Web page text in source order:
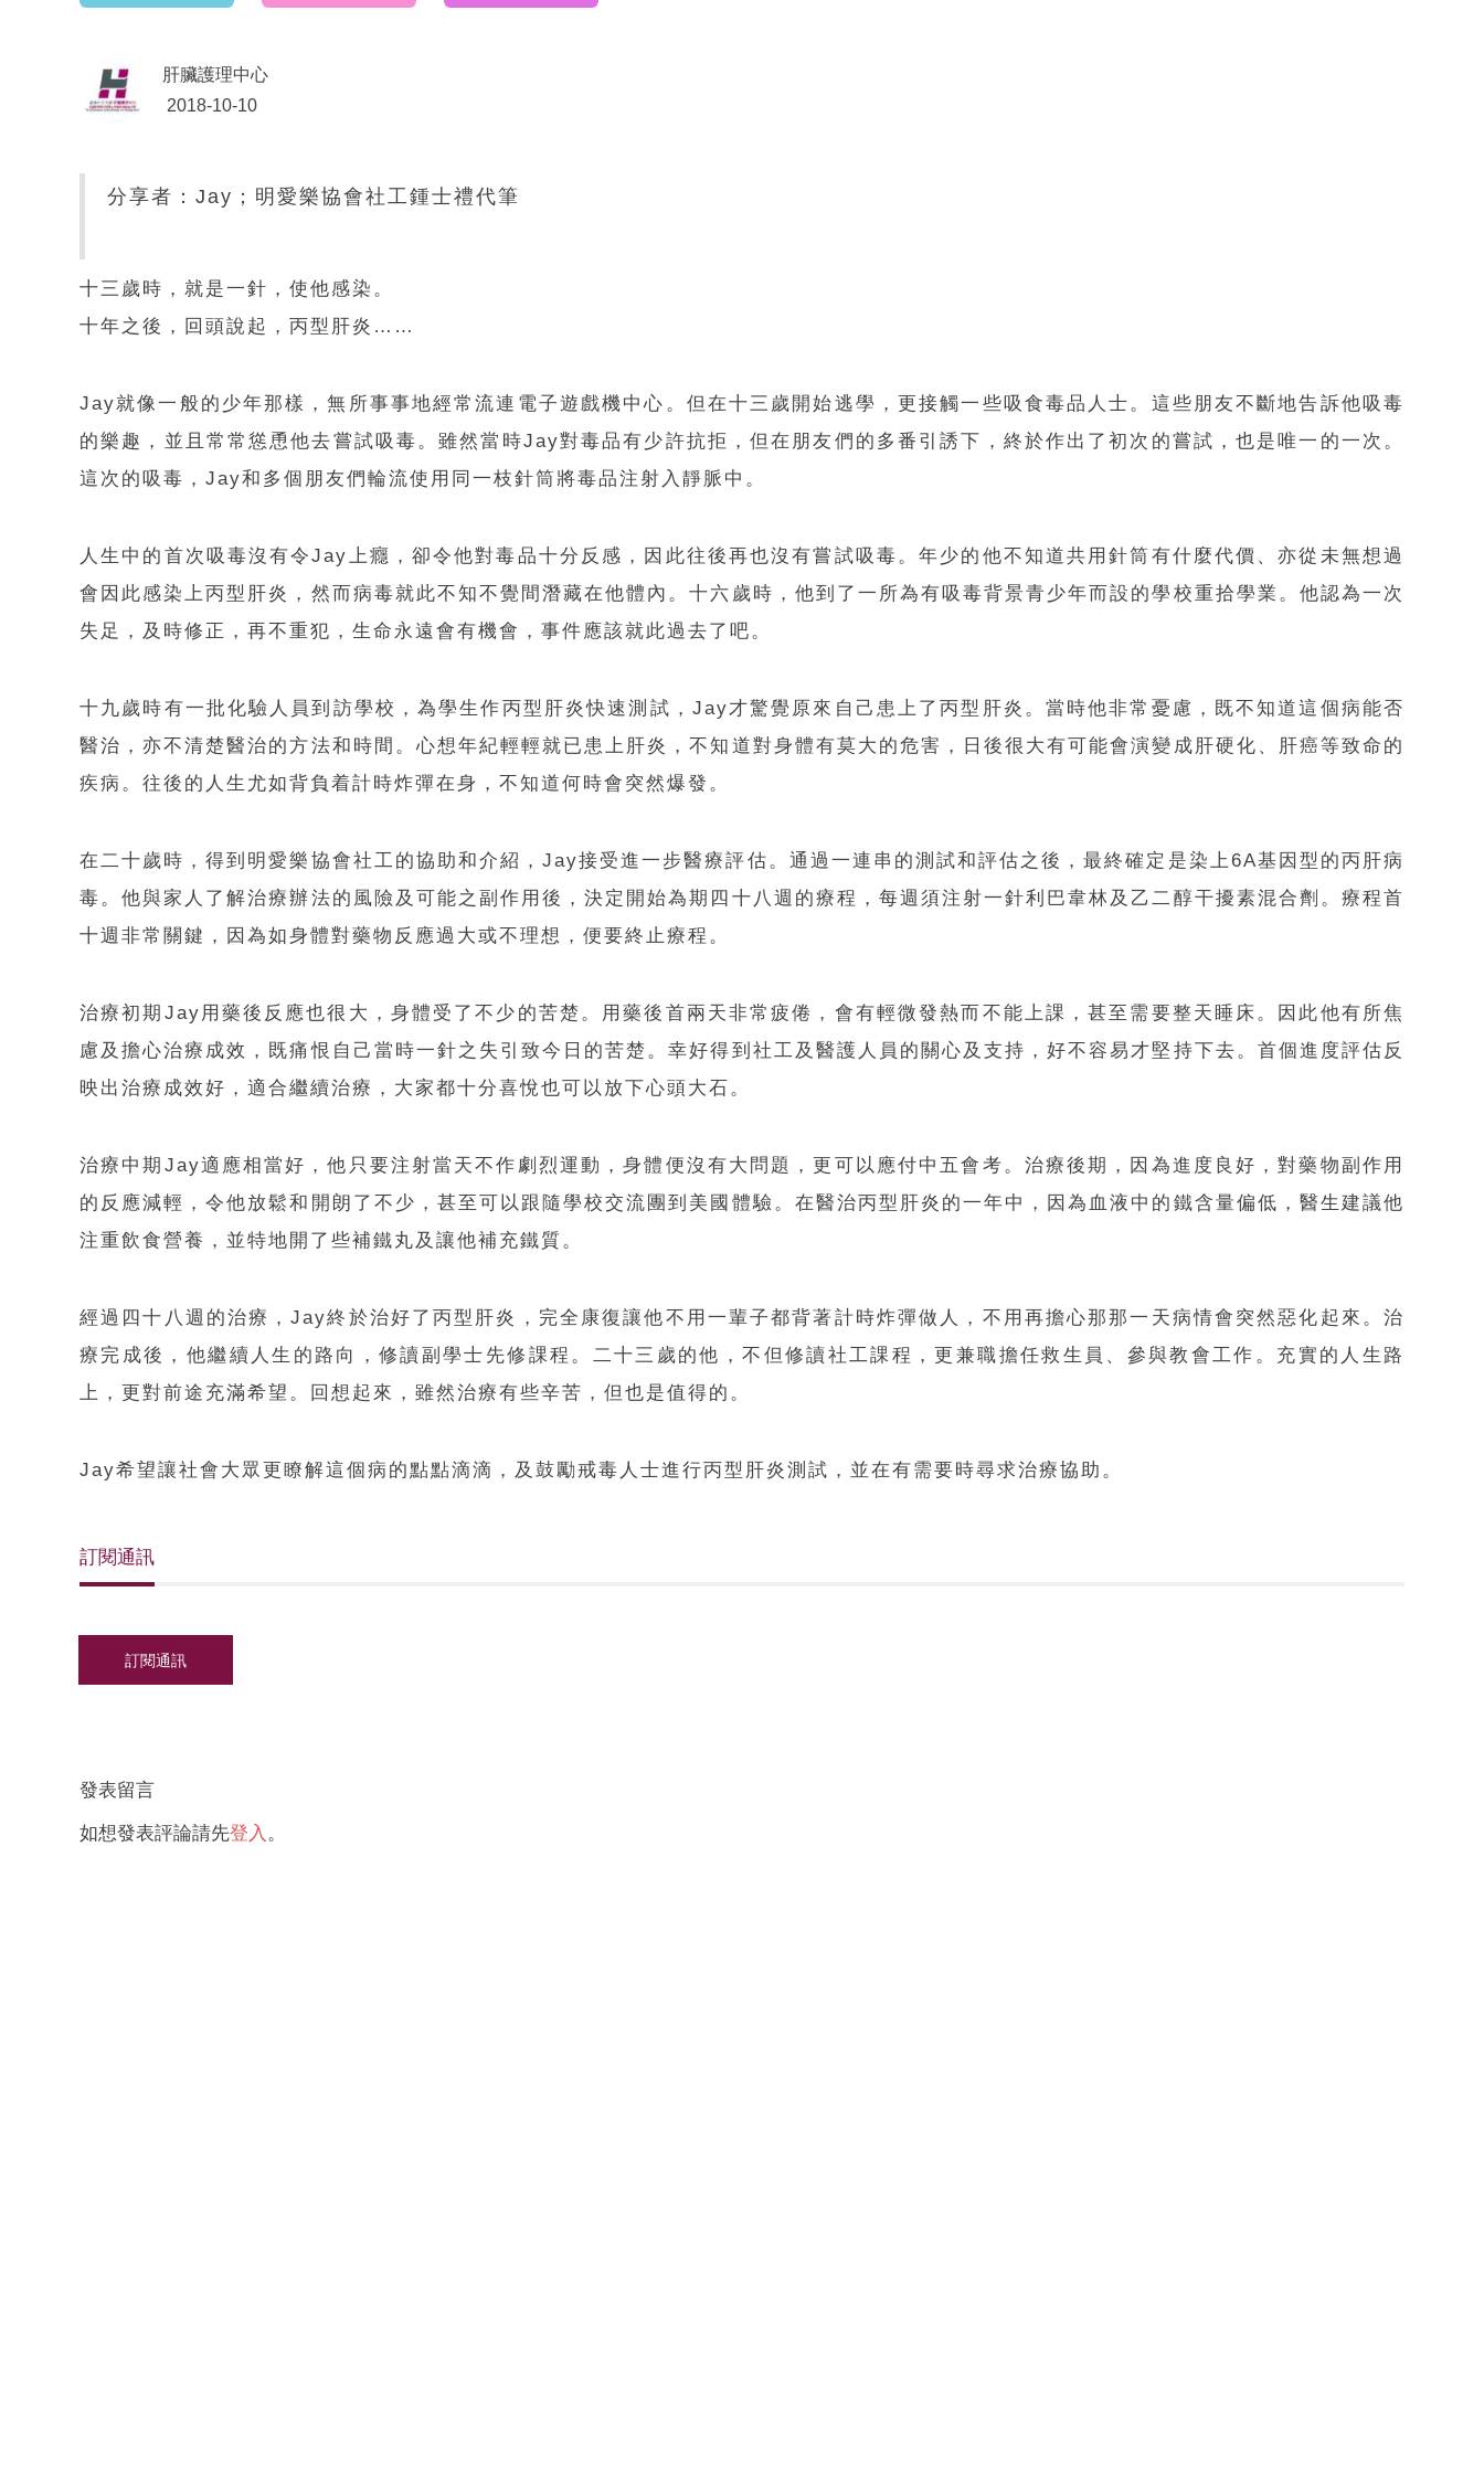
肝臟護理中心
2018-10-10
分享者：Jay；明愛樂協會社工鍾士禮代筆
十三歲時，就是一針，使他感染。
十年之後，回頭說起，丙型肝炎……
Jay就像一般的少年那樣，無所事事地經常流連電子遊戲機中心。但在十三歲開始逃學，更接觸一些吸食毒品人士。這些朋友不斷地告訴他吸毒
的樂趣，並且常常慫恿他去嘗試吸毒。雖然當時Jay對毒品有少許抗拒，但在朋友們的多番引誘下，終於作出了初次的嘗試，也是唯一的一次。
這次的吸毒，Jay和多個朋友們輪流使用同一枝針筒將毒品注射入靜脈中。
人生中的首次吸毒沒有令Jay上癮，卻令他對毒品十分反感，因此往後再也沒有嘗試吸毒。年少的他不知道共用針筒有什麼代價、亦從未無想過
會因此感染上丙型肝炎，然而病毒就此不知不覺間潛藏在他體內。十六歲時，他到了一所為有吸毒背景青少年而設的學校重拾學業。他認為一次
失足，及時修正，再不重犯，生命永遠會有機會，事件應該就此過去了吧。
十九歲時有一批化驗人員到訪學校，為學生作丙型肝炎快速測試，Jay才驚覺原來自己患上了丙型肝炎。當時他非常憂慮，既不知道這個病能否
醫治，亦不清楚醫治的方法和時間。心想年紀輕輕就已患上肝炎，不知道對身體有莫大的危害，日後很大有可能會演變成肝硬化、肝癌等致命的
疾病。往後的人生尤如背負着計時炸彈在身，不知道何時會突然爆發。
在二十歲時，得到明愛樂協會社工的協助和介紹，Jay接受進一步醫療評估。通過一連串的測試和評估之後，最終確定是染上6A基因型的丙肝病
毒。他與家人了解治療辦法的風險及可能之副作用後，決定開始為期四十八週的療程，每週須注射一針利巴韋林及乙二醇干擾素混合劑。療程首
十週非常關鍵，因為如身體對藥物反應過大或不理想，便要終止療程。
治療初期Jay用藥後反應也很大，身體受了不少的苦楚。用藥後首兩天非常疲倦，會有輕微發熱而不能上課，甚至需要整天睡床。因此他有所焦
慮及擔心治療成效，既痛恨自己當時一針之失引致今日的苦楚。幸好得到社工及醫護人員的關心及支持，好不容易才堅持下去。首個進度評估反
映出治療成效好，適合繼續治療，大家都十分喜悅也可以放下心頭大石。
治療中期Jay適應相當好，他只要注射當天不作劇烈運動，身體便沒有大問題，更可以應付中五會考。治療後期，因為進度良好，對藥物副作用
的反應減輕，令他放鬆和開朗了不少，甚至可以跟隨學校交流團到美國體驗。在醫治丙型肝炎的一年中，因為血液中的鐵含量偏低，醫生建議他
注重飲食營養，並特地開了些補鐵丸及讓他補充鐵質。
經過四十八週的治療，Jay終於治好了丙型肝炎，完全康復讓他不用一輩子都背著計時炸彈做人，不用再擔心那那一天病情會突然惡化起來。治
療完成後，他繼續人生的路向，修讀副學士先修課程。二十三歲的他，不但修讀社工課程，更兼職擔任救生員、參與教會工作。充實的人生路
上，更對前途充滿希望。回想起來，雖然治療有些辛苦，但也是值得的。
Jay希望讓社會大眾更瞭解這個病的點點滴滴，及鼓勵戒毒人士進行丙型肝炎測試，並在有需要時尋求治療協助。
訂閱通訊
發表留言
如想發表評論請先登入 。